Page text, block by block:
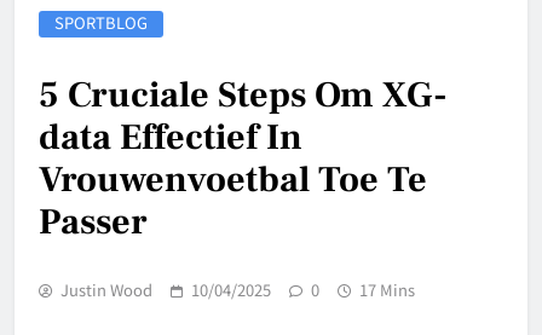
SPORTBLOG
5 Cruciale Steps Om XG-
data Effectief In
Vrouwenvoetbal Toe Te
Passer
Justin Wood 10/04/2025 0 17 Mins